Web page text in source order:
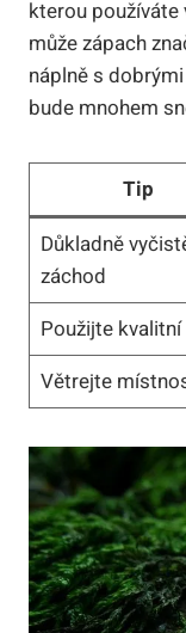
kterou používáte
může zápach
náplně s
bude mnohem
Tip
Důkladně
záchod
Použijte kvalitní
Větrejte